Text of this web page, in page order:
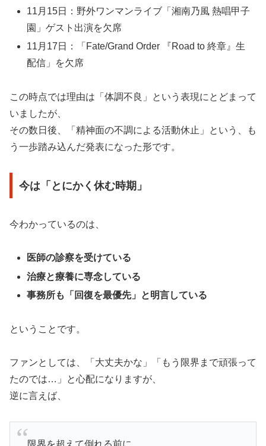
11月15日：野外ワンマンライブ「湘南乃風 熱唱甲子
園」ゲスト出演を欠席
11月17日：「Fate/Grand Order 『Road to 終章』生
配信」を欠席
この時点では理由は「体調不良」という表現にとどまって
いましたが、
その数日後、「精神面の不調による活動休止」という、も
う一歩踏み込んだ発表になった形です。
今は「とにかく休む時期」
今わかっているのは、
医師の診察を受けている
治療と療養に専念している
事務所も「回復を最優先」と明言している
ということです。
ファンとしては、「大丈夫かな」「もう限界まで頑張って
たのでは…」と心配になりますが、
逆に言えば、
限界を超えて倒れる前に、